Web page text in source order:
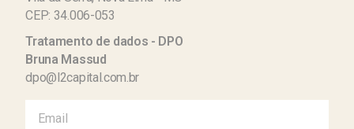
CEP: 34.006-053
Tratamento de dados - DPO
Bruna Massud
dpo@l2capital.com.br